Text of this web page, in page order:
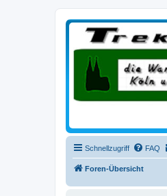
trekcologne.de
Wanderungen rund um Köln
Schnellzugriff FAQ
Foren-Übersicht